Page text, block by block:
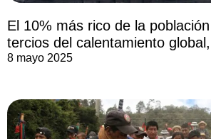
El 10% más rico de la
tercios del calentamiento
8 mayo 2025